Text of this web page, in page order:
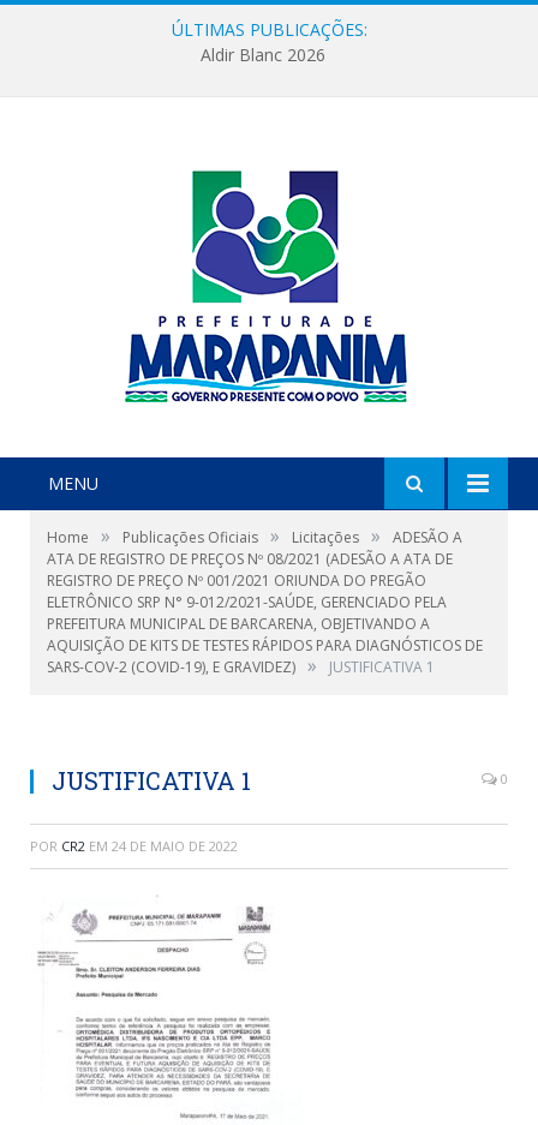
ÚLTIMAS PUBLICAÇÕES:
Aldir Blanc 2026
MENU
Home » Publicações Oficiais » Licitações »
ADESÃO A
ATA DE REGISTRO DE PREÇOS Nº 08/2021 (ADESÃO A ATA DE
REGISTRO DE PREÇO Nº 001/2021 ORIUNDA DO PREGÃO
ELETRÔNICO SRP N° 9-012/2021-SAÚDE, GERENCIADO PELA
PREFEITURA MUNICIPAL DE BARCARENA, OBJETIVANDO A
AQUISIÇÃO DE KITS DE TESTES RÁPIDOS PARA DIAGNÓSTICOS DE
SARS-COV-2 (COVID-19), E GRAVIDEZ) » JUSTIFICATIVA 1
JUSTIFICATIVA 1 0
POR CR2 EM 24 DE MAIO DE 2022